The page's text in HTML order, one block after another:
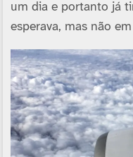
um dia e portanto já
esperava, mas não